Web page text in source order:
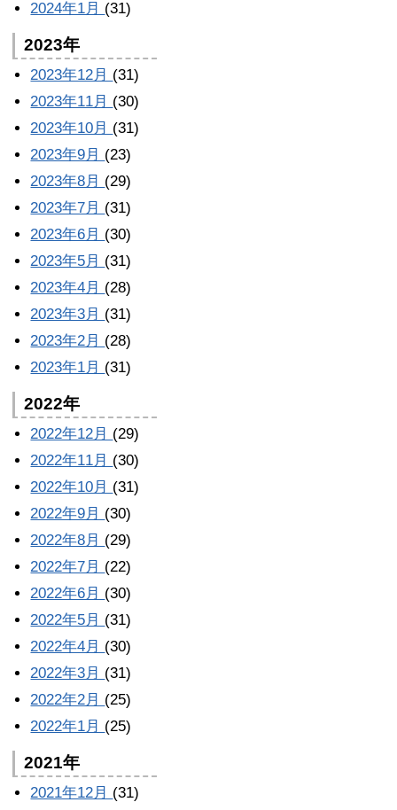
2024年1月 (31)
2023年
2023年12月 (31)
2023年11月 (30)
2023年10月 (31)
2023年9月 (23)
2023年8月 (29)
2023年7月 (31)
2023年6月 (30)
2023年5月 (31)
2023年4月 (28)
2023年3月 (31)
2023年2月 (28)
2023年1月 (31)
2022年
2022年12月 (29)
2022年11月 (30)
2022年10月 (31)
2022年9月 (30)
2022年8月 (29)
2022年7月 (22)
2022年6月 (30)
2022年5月 (31)
2022年4月 (30)
2022年3月 (31)
2022年2月 (25)
2022年1月 (25)
2021年
2021年12月 (31)